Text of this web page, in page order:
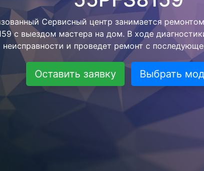
Philips 55PFS8159 с вывозом в
нашей бесплатной услуги, специалист
более детального ремонта. Оговоренная
останется неизменно при возвращении
Оставить заявку Выбрать